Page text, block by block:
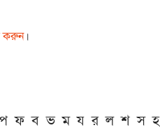
করুন।
ফ ব ভ ম য র ল শ স হ